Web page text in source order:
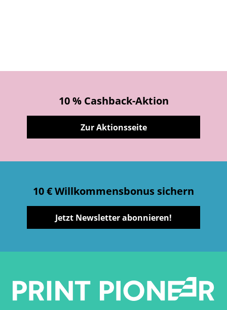
10 % Cashback-Aktion
Zur Aktionsseite
10 € Willkommensbonus sichern
Jetzt Newsletter abonnieren!